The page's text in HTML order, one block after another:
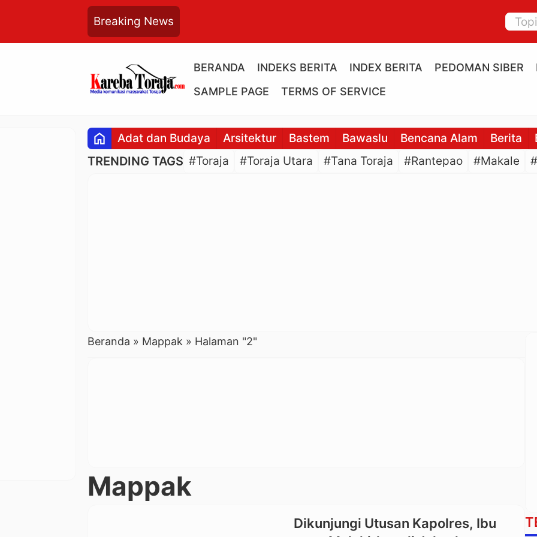
Breaking News
BERANDA INDEKS BERITA INDEX BERITA PEDOMAN SIBER
SAMPLE PAGE
TERMS OF SERVICE
home Adat dan Budaya Arsitektur Bastem Bawaslu Bencana Alam Berita
TRENDING TAGS #Toraja #Toraja Utara #Tana Toraja #Rantepao #Makale
Beranda » Mappak » Halaman "2"
Mappak
Dikunjungi Utusan Kapolres, Ibu